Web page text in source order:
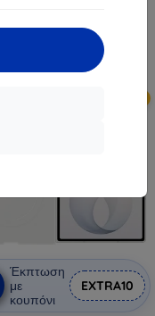
Έκπτωση
με
κουπόνι
EXTRA10